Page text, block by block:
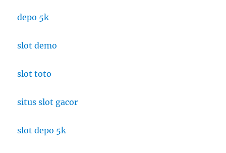
depo 5k
slot demo
slot toto
situs slot gacor
slot depo 5k